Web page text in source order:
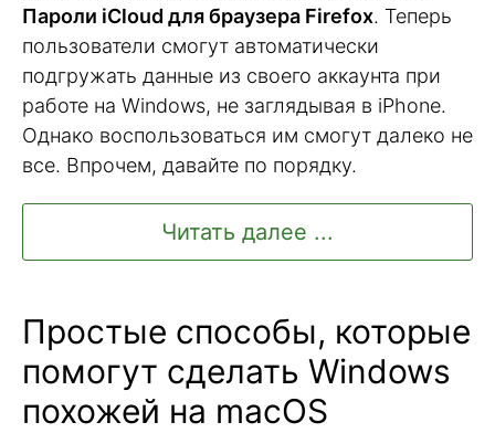
Пароли iCloud для браузера Firefox. Теперь
пользователи смогут автоматически
подгружать данные из своего аккаунта при
работе на Windows, не заглядывая в iPhone.
Однако воспользоваться им смогут далеко не
все. Впрочем, давайте по порядку.
Читать далее ...
Простые способы, которые
помогут сделать Windows
похожей на macOS